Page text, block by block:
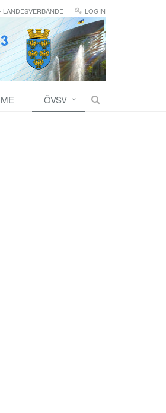
LANDESVERBÄNDE LOGIN
ÖVSV